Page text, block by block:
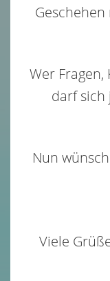
Wer
darf sich
Nun
Viele